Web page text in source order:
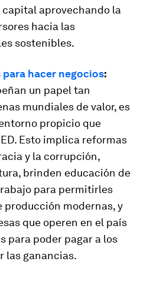
aprovechando la
hacia las
sostenibles.
hacer negocios:
un papel tan
mundiales de valor, es
propicio que
Esto implica reformas
y la corrupción,
brinden educación de
para permitirles
producción modernas, y
que operen en el país
para poder pagar a los
las ganancias.